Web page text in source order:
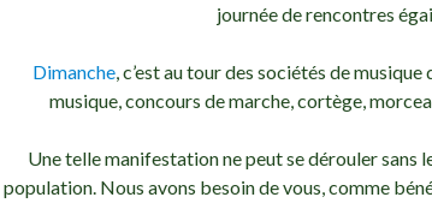
journée de rencontres
Dimanche, c’est au tour des sociétés de
musique, concours de marche, cortège,
Une telle manifestation ne peut se dérouler sans
population. Nous avons besoin de vous, comme